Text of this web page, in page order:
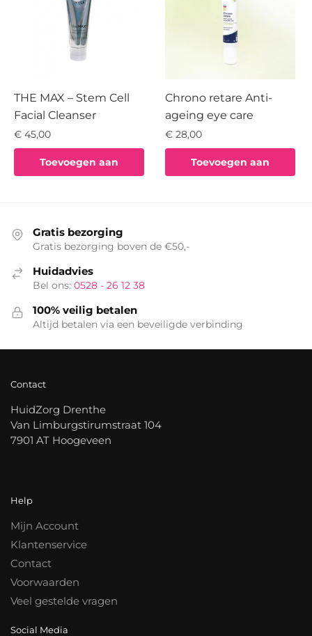
THE MAX – Stem Cell
Facial Cleanser
€ 45,00
Toevoegen aan
Chrono retare Anti-
ageing eye care
€ 28,00
Toevoegen aan
Gratis bezorging
Gratis bezorging boven de €50,-
Huidadvies
Bel ons: 0528 - 26 12 38
100% veilig betalen
Altijd betalen via een beveiligde verbinding
Contact
HuidZorg Drenthe
Van Limburgstirumstraat 104
7901 AT Hoogeveen
Help
Mijn Account
Klantenservice
Contact
Voorwaarden
Veel gestelde vragen
Social Media